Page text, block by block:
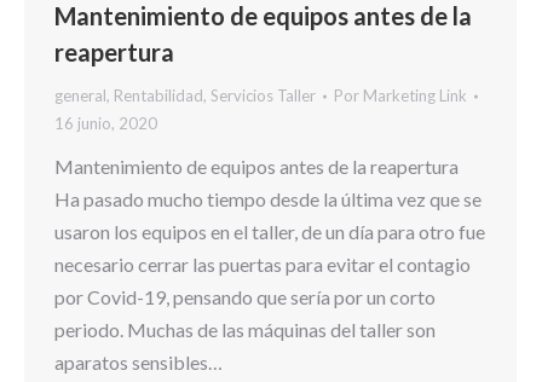
Mantenimiento de equipos antes de la
reapertura
general, Rentabilidad, Servicios Taller Por Marketing Link
16 junio, 2020
Mantenimiento de equipos antes de la reapertura
Ha pasado mucho tiempo desde la última vez que se
usaron los equipos en el taller, de un día para otro fue
necesario cerrar las puertas para evitar el contagio
por Covid-19, pensando que sería por un corto
periodo. Muchas de las máquinas del taller son
aparatos sensibles…